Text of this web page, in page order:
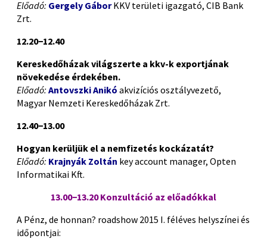
Előadó: Gergely GáborKKV területi igazgató, CIB Bank
Zrt.
12.20−12.40
Kereskedőházak világszerte a kkv-k exportjának
növekedése érdekében.
Előadó: Antovszki Anikó akvizíciós osztályvezető,
Magyar Nemzeti Kereskedőházak Zrt.
12.40−13.00
Hogyan kerüljük el a nemfizetés kockázatát?
Előadó: Krajnyák Zoltán key account manager, Opten
Informatikai Kft.
13.00−13.20 Konzultáció az előadókkal
A Pénz, de honnan? roadshow 2015 I. féléves helyszínei és
időpontjai: